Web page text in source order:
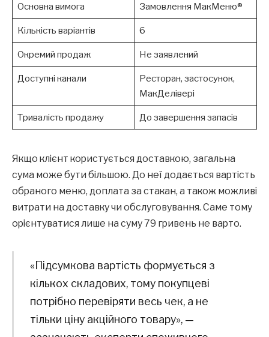
Основна вимога Замовлення МакМеню®
Кількість варіантів 6
Окремий продаж Не заявлений
Доступні канали
Ресторан, застосунок,
МакДелівері
Тривалість продажу До завершення запасів
Якщо клієнт користується доставкою, загальна
сума може бути більшою. До неї додається вартість
обраного меню, доплата за стакан, а також можливі
витрати на доставку чи обслуговування. Саме тому
орієнтуватися лише на суму 79 гривень не варто.
«Підсумкова вартість формується з
кількох складових, тому покупцеві
потрібно перевіряти весь чек, а не
тільки ціну акційного товару», —